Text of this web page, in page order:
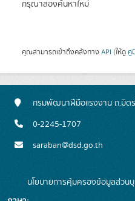
กรุณาลองค้นหาใหม่
คุณสามารถเข้าถึงคลังทาง API (ให้ดู คู่
กรมพัฒนาฝีมือแรงงาน ถ.มิต
0-2245-1707
saraban@dsd.go.th
นโยบายการคุ้มครองข้อมูลส่วน